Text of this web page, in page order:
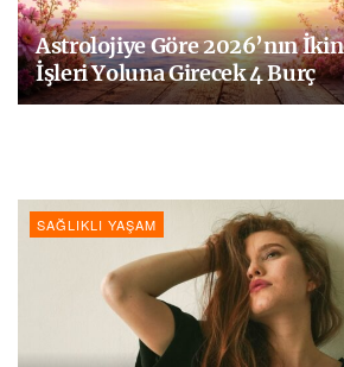
Astrolojiye Göre 2026’nın
İşleri Yoluna Girecek 4 Burç
SAĞLIKLI YAŞAM